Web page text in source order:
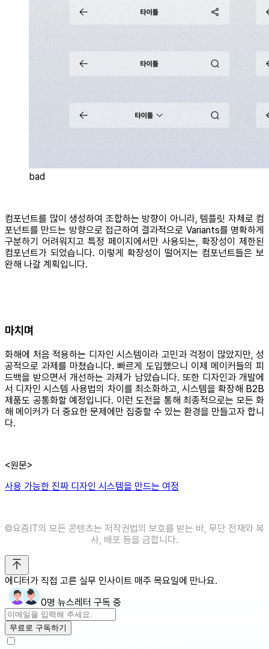
bad
컴포넌트를 많이 생성하여 조합하는 방향이 아니라, 템플릿 자체로 컴
포넌트를 만드는 방향으로 접근하여 결과적으로 Variants를 명확하게
구분하기 어려워지고 특정 페이지에서만 사용되는, 확장성이 제한된
컴포넌트가 되었습니다. 이렇게 확장성이 떨어지는 컴포넌트들은 보
완해 나갈 계획입니다.
마치며
화해에 처음 적용하는 디자인 시스템이라 고민과 걱정이 많았지만, 성
공적으로 과제를 마쳤습니다. 빠르게 도입했으니 이제 메이커들의 피
드백을 받으면서 개선하는 과제가 남았습니다. 또한 디자인과 개발에
서 디자인 시스템 사용법의 차이를 최소화하고, 시스템을 확장해 B2B
제품도 공통화할 예정입니다. 이런 도전을 통해 최종적으로는 모든 화
해 메이커가 더 중요한 문제에만 집중할 수 있는 환경을 만들고자 합니
다.
<원문>
사용 가능한 진짜 디자인 시스템을 만드는 여정
©️요즘IT의 모든 콘텐츠는 저작권법의 보호를 받는 바, 무단 전재와 복
사, 배포 등을 금합니다.
에디터가 직접 고른 실무 인사이트 매주 목요일에 만나요.
0명 뉴스레터 구독 중
무료로 구독하기